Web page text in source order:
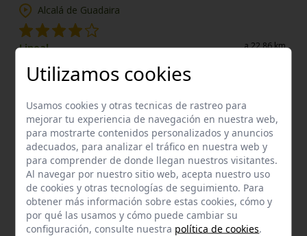
Alcalá de Guadaira
Lineal
a 22,86 km.
Enclaves de interés próximos
Bien del Catálogo General
Cerro de los ladrillos
Arahal a 3,06 km.
Enclave de interés Cultural
Hacienda san jorge de algaravejo
Alcalá de Guadaira
Utilizamos cookies
Usamos cookies y otras tecnicas de rastreo para
mejorar tu experiencia de navegación en nuestra web,
para mostrarte contenidos personalizados y anuncios
adecuados, para analizar el tráfico en nuestra web y
para comprender de donde llegan nuestros visitantes.
Al navegar por nuestro sitio web, acepta nuestro uso
de cookies y otras tecnologías de seguimiento. Para
obtener más información sobre estas cookies, cómo y
por qué las usamos y cómo puede cambiar su
configuración, consulte nuestra política de cookies.